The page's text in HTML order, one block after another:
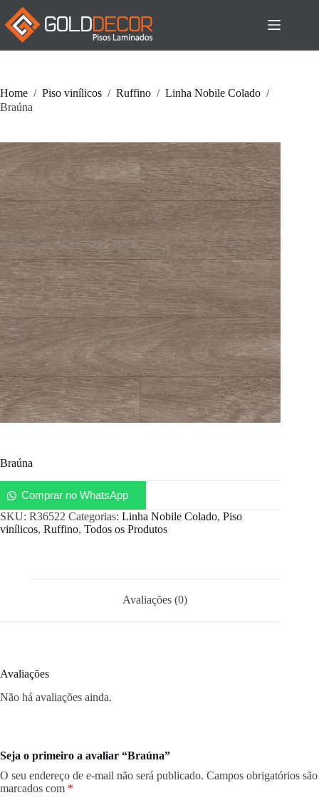
Pular
para
conteúdo
Home / Piso vinílicos / Ruffino / Linha Nobile Colado /
Braúna
Braúna
Comprar no WhatsApp
SKU: R36522 Categorias: Linha Nobile Colado, Piso
vinílicos, Ruffino, Todos os Produtos
Avaliações (0)
Avaliações
Não há avaliações ainda.
Seja o primeiro a avaliar “Braúna”
O seu endereço de e-mail não será publicado. Campos obrigatórios são
marcados com *